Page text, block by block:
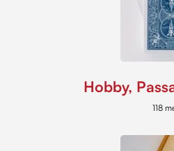
Hobby,
118